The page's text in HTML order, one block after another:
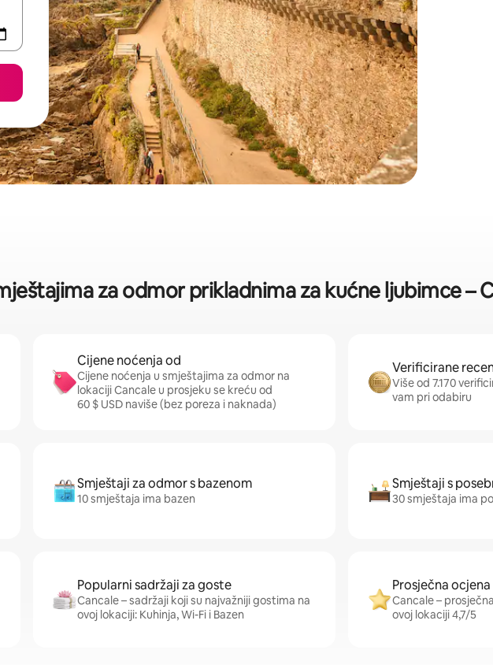
za odmor prikladnima za kućne ljubimce –
Cijene noćenja od
Cijene noćenja u smještajima za odmor na
lokaciji Cancale u prosjeku se kreću od
60 $ USD naviše (bez poreza i naknada)
Verificirane
Više od 7.170
vam pri odabiru
Smještaji za odmor s bazenom
10 smještaja ima bazen
Smještaji s
30 smještaja ima
Popularni sadržaji za goste
Cancale – sadržaji koji su najvažniji gostima na
ovoj lokaciji: Kuhinja, Wi-Fi i Bazen
Prosječna ocjena
Cancale –
ovoj lokaciji 4,7/5